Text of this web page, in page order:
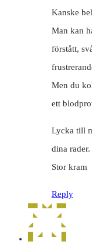
Kanske
Man kan
förstått,
Men du
ett
Lycka till
dina rader.
Stor kram
Reply